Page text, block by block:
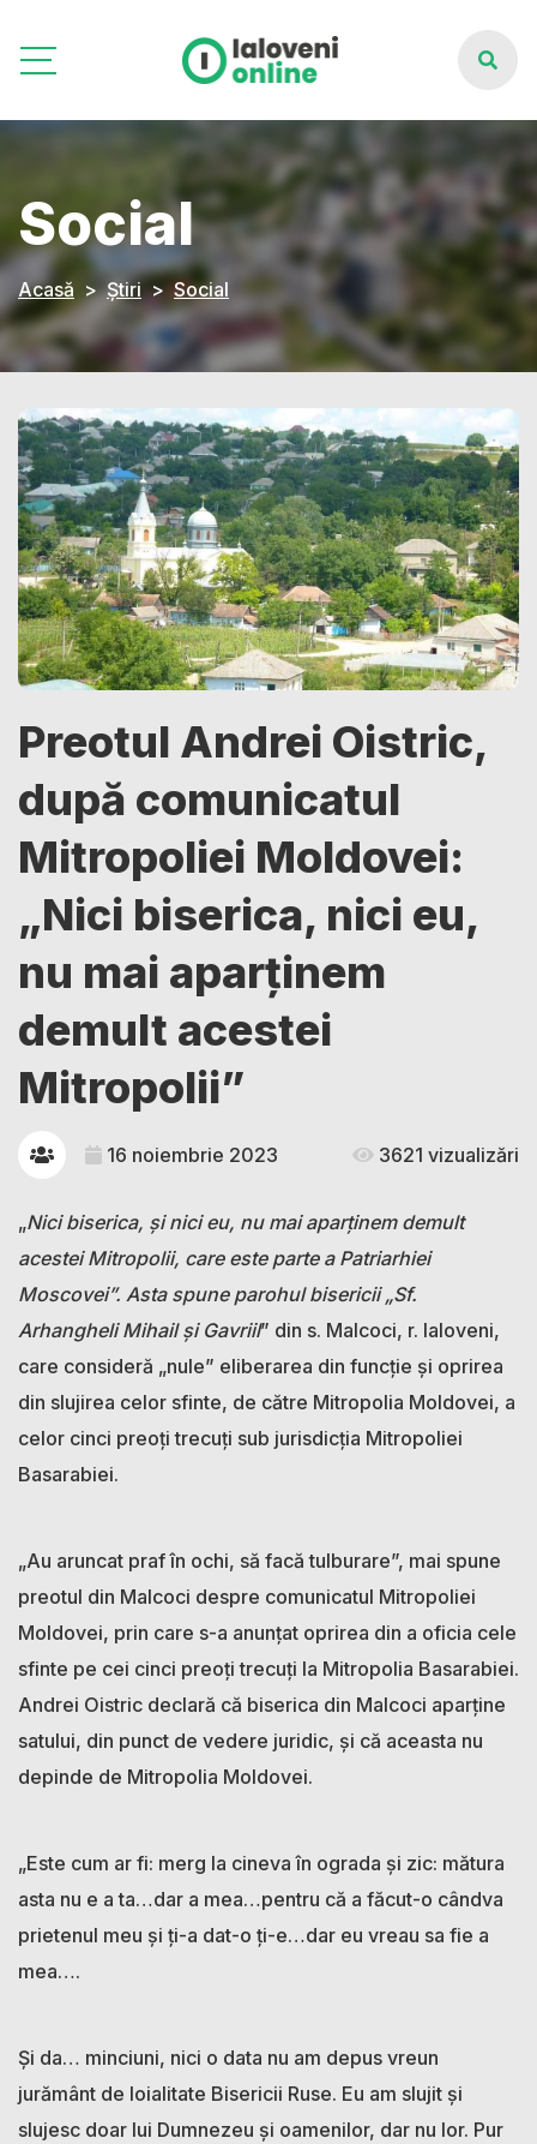
Social
Acasă Știri Social
Preotul Andrei Oistric,
după comunicatul
Mitropoliei Moldovei:
„Nici biserica, nici eu,
nu mai aparținem
demult acestei
Mitropolii”
16 noiembrie 2023 3621 vizualizări
„Nici biserica, și nici eu, nu mai aparținem demult
acestei Mitropolii, care este parte a Patriarhiei
Moscovei”. Asta spune parohul bisericii „Sf.
Arhangheli Mihail și Gavriil” din s. Malcoci, r. Ialoveni,
care consideră „nule” eliberarea din funcție și oprirea
din slujirea celor sfinte, de către Mitropolia Moldovei, a
celor cinci preoți trecuți sub jurisdicția Mitropoliei
Basarabiei.
„Au aruncat praf în ochi, să facă tulburare”, mai spune
preotul din Malcoci despre comunicatul Mitropoliei
Moldovei, prin care s-a anunțat oprirea din a oficia cele
sfinte pe cei cinci preoți trecuți la Mitropolia Basarabiei.
Andrei Oistric declară că biserica din Malcoci aparține
satului, din punct de vedere juridic, și că aceasta nu
depinde de Mitropolia Moldovei.
„Este cum ar fi: merg la cineva în ograda și zic: mătura
asta nu e a ta…dar a mea…pentru că a făcut-o cândva
prietenul meu și ți-a dat-o ți-e…dar eu vreau sa fie a
mea….
Și da… minciuni, nici o data nu am depus vreun
jurământ de loialitate Bisericii Ruse. Eu am slujit și
slujesc doar lui Dumnezeu și oamenilor, dar nu lor. Pur